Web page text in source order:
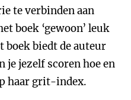
te verbinden aan
boek ‘gewoon’ leuk
boek biedt de auteur
je jezelf scoren hoe en
haar grit-index.